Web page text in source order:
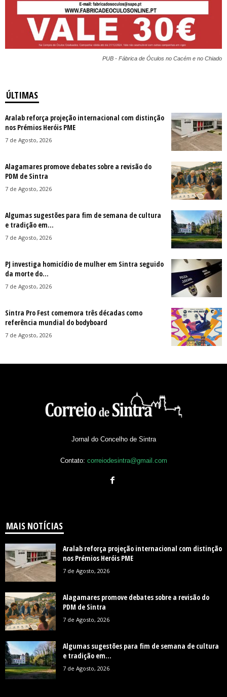
PUB - Fábrica de Óculos no Cacém e no Chiado
ÚLTIMAS
Aralab reforça projeção internacional com distinção
nos Prémios Heróis PME
7 de Agosto, 2026
Alagamares promove debates sobre a revisão do
PDM de Sintra
7 de Agosto, 2026
Algumas sugestões para fim de semana de cultura
e tradição em...
7 de Agosto, 2026
PJ investiga homicídio de mulher em Sintra seguido
da morte do...
7 de Agosto, 2026
Sintra Pro Fest comemora três décadas como
referência mundial do bodyboard
7 de Agosto, 2026
Jornal do Concelho de Sintra
Contato: correiodesintra@gmail.com
MAIS NOTÍCIAS
Aralab reforça projeção internacional com distinção
nos Prémios Heróis PME
7 de Agosto, 2026
Alagamares promove debates sobre a revisão do
PDM de Sintra
7 de Agosto, 2026
Algumas sugestões para fim de semana de cultura
e tradição em...
7 de Agosto, 2026